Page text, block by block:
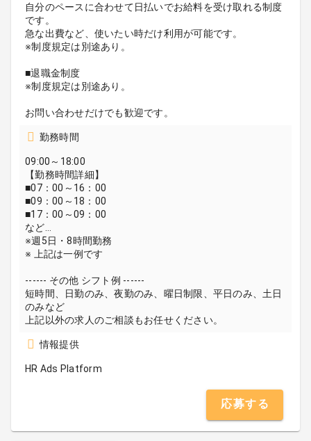
自分のペースに合わせて日払いでお給料を受け取れる制度
です。
急な出費など、使いたい時だけ利用が可能です。
※制度規定は別途あり。
■退職金制度
※制度規定は別途あり。
お問い合わせだけでも歓迎です。
勤務時間
09:00～18:00
【勤務時間詳細】
■07：00～16：00
■09：00～18：00
■17：00～09：00
など…
※週5日・8時間勤務
※ 上記は一例です
------ その他 シフト例 ------
短時間、日勤のみ、夜勤のみ、曜日制限、平日のみ、土日
のみなど
上記以外の求人のご相談もお任せください。
情報提供
HR Ads Platform
応募する